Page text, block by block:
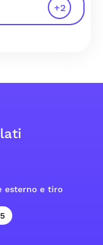
+2
esterno e tiro
5